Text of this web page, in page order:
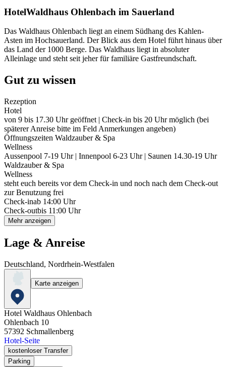
HotelWaldhaus Ohlenbach im Sauerland
Das Waldhaus Ohlenbach liegt an einem Südhang des Kahlen-
Asten im Hochsauerland. Der Blick aus dem Hotel führt hinaus über
das Land der 1000 Berge. Das Waldhaus liegt in absoluter
Alleinlage und steht seit jeher für familiäre Gastfreundschaft.
Gut zu wissen
Rezeption
Hotel
von 9 bis 17.30 Uhr geöffnet | Check-in bis 20 Uhr möglich (bei
späterer Anreise bitte im Feld Anmerkungen angeben)
Öffnungszeiten Waldzauber & Spa
Wellness
Aussenpool 7-19 Uhr | Innenpool 6-23 Uhr | Saunen 14.30-19 Uhr
Waldzauber & Spa
Wellness
steht euch bereits vor dem Check-in und noch nach dem Check-out
zur Benutzung frei
Check-inab 14:00 Uhr
Check-outbis 11:00 Uhr
Mehr anzeigen
Lage & Anreise
Deutschland, Nordrhein-Westfalen
Karte anzeigen
Hotel Waldhaus Ohlenbach
Ohlenbach 10
57392 Schmallenberg
Hotel-Seite
kostenloser Transfer
Parking